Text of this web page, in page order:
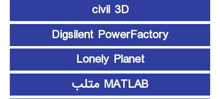
civil 3D
Digsilent PowerFactory
Lonely Planet
MATLAB متلب